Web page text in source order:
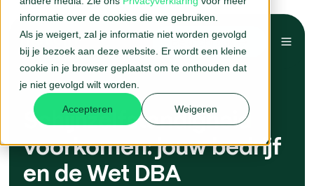
informatie over de cookies die we gebruiken.
Als je weigert, zal je informatie niet worden gevolgd
bij je bezoek aan deze website. Er wordt een kleine
cookie in je browser geplaatst om te onthouden dat
je niet gevolgd wilt worden.
Accepteren Weigeren
Belafspraak →
Schijnzelfstandigheid
voorkomen: jouw bedrijf
en de Wet DBA